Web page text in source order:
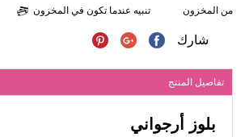
من المخزون تنبيه عندما تكون في المخزون
شارك
تفاصيل المنتج
بلوز أرجواني